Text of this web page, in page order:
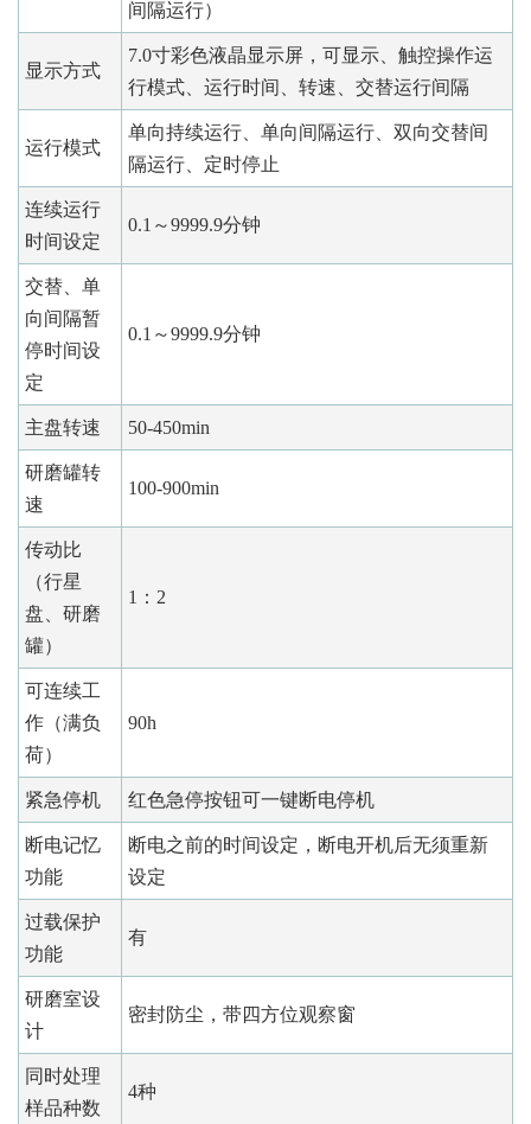
间隔运行）
显示方式
7.0寸彩色液晶显示屏，可显示、触控操作运
行模式、运行时间、转速、交替运行间隔
运行模式
单向持续运行、单向间隔运行、双向交替间
隔运行、定时停止
连续运行
时间设定
0.1～9999.9分钟
交替、单
向间隔暂
停时间设
定
0.1～9999.9分钟
主盘转速 50-450min
研磨罐转
速
100-900min
传动比
（行星
盘、研磨
罐）
1：2
可连续工
作（满负
荷）
90h
紧急停机 红色急停按钮可一键断电停机
断电记忆
功能
断电之前的时间设定，断电开机后无须重新
设定
过载保护
功能
有
研磨室设
计
密封防尘，带四方位观察窗
同时处理
样品种数
4种